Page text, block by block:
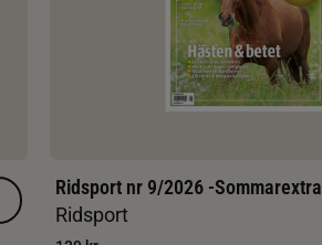
Ridsport nr 9/2026 -Sommarextra
Ridsport